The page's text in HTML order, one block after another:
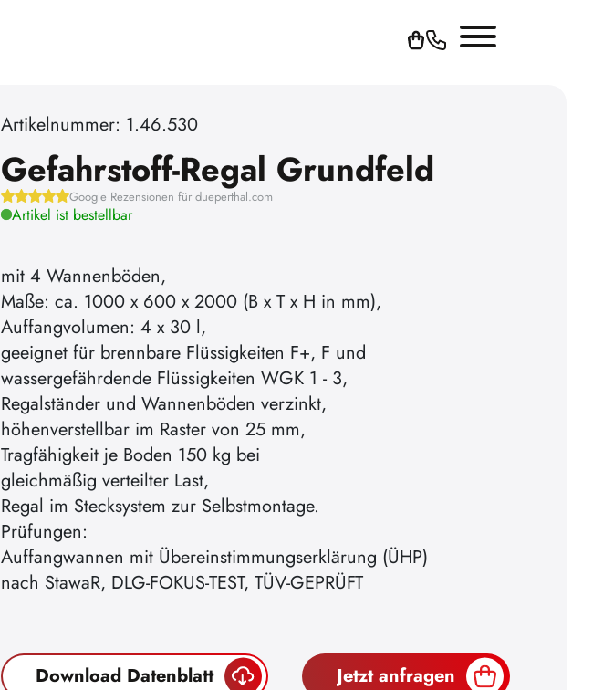
Artikelnummer: 1.46.530
Gefahrstoff-Regal Grundfeld
Google Rezensionen für dueperthal.com
Artikel ist bestellbar
mit 4 Wannenböden,
Maße: ca. 1000 x 600 x 2000 (B x T x H in mm),
Auffangvolumen: 4 x 30 l,
geeignet für brennbare Flüssigkeiten F+, F und
wassergefährdende Flüssigkeiten WGK 1 - 3,
Regalständer und Wannenböden verzinkt,
höhenverstellbar im Raster von 25 mm,
Tragfähigkeit je Boden 150 kg bei
gleichmäßig verteilter Last,
Regal im Stecksystem zur Selbstmontage.
Prüfungen:
Auffangwannen mit Übereinstimmungserklärung (ÜHP)
nach StawaR, DLG-FOKUS-TEST, TÜV-GEPRÜFT
Download Datenblatt Jetzt anfragen